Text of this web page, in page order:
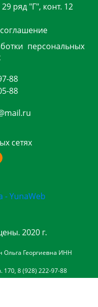
ряд "Г", конт. 12
соглашение
персональных
сетях
88
88
2020 г.
Ольга Георгиевна ИНН
170, 8 (928) 222-97-88